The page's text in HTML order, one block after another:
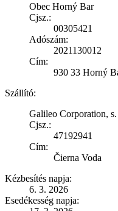
Obec Horný Bar
Cjsz.:
00305421
Adószám:
2021130012
Cím:
930 33 Horný
Szállító:
Galileo Corporation, s.
Cjsz.:
47192941
Cím:
Čierna Voda
Kézbesítés napja:
6. 3. 2026
Esedékesség napja: